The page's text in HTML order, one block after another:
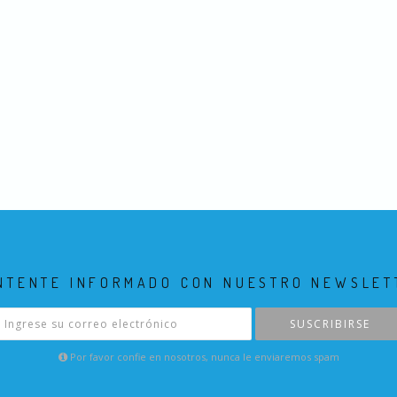
INFORMADO CON NUESTRO
SUSCRIBIRSE
Por favor confie en nosotros, nunca le enviaremos spam